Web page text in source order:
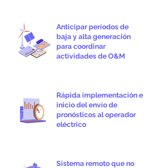
Anticipar períodos de
baja y alta generación
para coordinar
actividades de O&M
Rápida implementación e
inicio del envío de
pronósticos al operador
eléctrico
Sistema remoto que no